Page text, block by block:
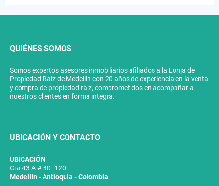
QUIÉNES SOMOS
Somos expertos asesores inmobiliarios afiliados a la Lonja de
Propiedad Raiz de Medellin con 20 años de experiencia en la venta
y compra de propiedad raiz, comprometidos en acompañar a
nuestros clientes en forma integra.
UBICACIÓN Y CONTACTO
UBICACIÓN
Cra 43 A # 30- 120
Medellín - Antioquia - Colombia